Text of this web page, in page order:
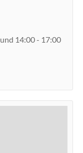
14:00 - 17:00